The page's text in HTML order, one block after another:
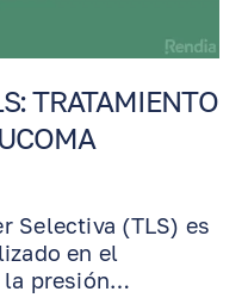
TRATAMIENTO
Selectiva (TLS) es
en el
presión